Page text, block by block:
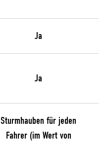
Ja
Ja
Sturmhauben für jeden
Fahrer (im Wert von